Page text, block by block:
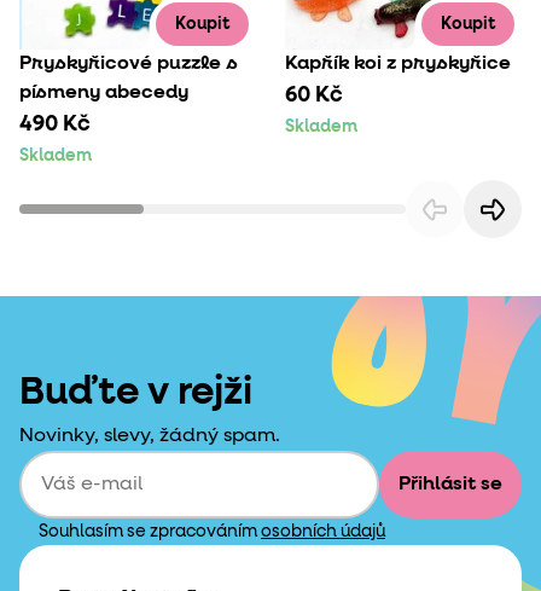
Koupit
Pryskyřicové puzzle s
písmeny abecedy
490 Kč
Skladem
Koupit
Kapřík koi z pryskyřice
60 Kč
Skladem
Buďte v rejži
Novinky, slevy, žádný spam.
Přihlásit se
Souhlasím se zpracováním osobních údajů